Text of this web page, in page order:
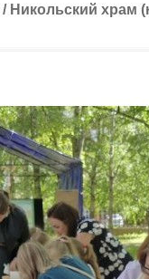
/ Никольский храм